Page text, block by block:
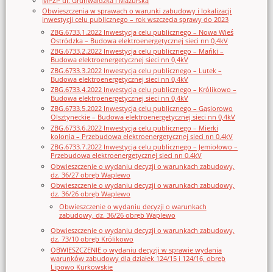
Obwieszczenia w sprawach o warunki zabudowy i lokalizacji
inwestycji celu publicznego – rok wszczęcia sprawy do 2023
ZBG.6733.1.2022 Inwestycja celu publicznego – Nowa Wieś
Ostródzka – Budowa elektroenergetycznej sieci nn 0,4kV
ZBG.6733.2.2022 Inwestycja celu publicznego – Mańki –
Budowa elektroenergetycznej sieci nn 0,4kV
ZBG.6733.3.2022 Inwestycja celu publicznego – Lutek –
Budowa elektroenergetycznej sieci nn 0,4kV
ZBG.6733.4.2022 Inwestycja celu publicznego – Królikowo –
Budowa elektroenergetycznej sieci nn 0,4kV
ZBG.6733.5.2022 Inwestycja celu publicznego – Gąsiorowo
Olsztyneckie – Budowa elektroenergetycznej sieci nn 0,4kV
ZBG.6733.6.2022 Inwestycja celu publicznego – Mierki
kolonia – Przebudowa elektroenergetycznej sieci nn 0,4kV
ZBG.6733.7.2022 Inwestycja celu publicznego – Jemiołowo –
Przebudowa elektroenergetycznej sieci nn 0,4kV
Obwieszczenie o wydaniu decyzji o warunkach zabudowy,
dz. 36/27 obręb Waplewo
Obwieszczenie o wydaniu decyzji o warunkach zabudowy,
dz. 36/26 obręb Waplewo
Obwieszczenie o wydaniu decyzji o warunkach
zabudowy, dz. 36/26 obręb Waplewo
Obwieszczenie o wydaniu decyzji o warunkach zabudowy,
dz. 73/10 obręb Królikowo
OBWIESZCZENIE o wydaniu decyzji w sprawie wydania
warunków zabudowy dla działek 124/15 i 124/16, obręb
Lipowo Kurkowskie